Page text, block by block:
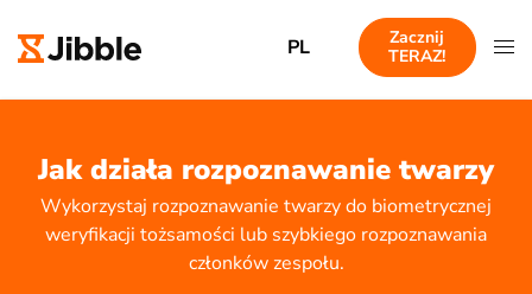
PL
Zacznij
TERAZ!
Jak działa rozpoznawanie twarzy
Wykorzystaj rozpoznawanie twarzy do biometrycznej
weryfikacji tożsamości lub szybkiego rozpoznawania
członków zespołu.